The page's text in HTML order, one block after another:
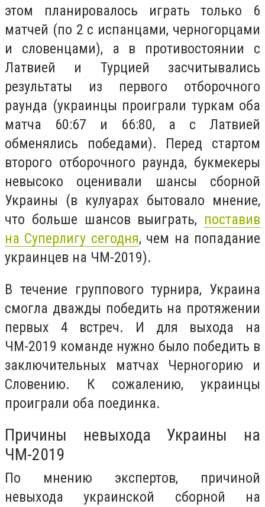
этом планировалось играть только 6
матчей (по 2 с испанцами, черногорцами
и словенцами), а в противостоянии с
Латвией и Турцией засчитывались
результаты из первого отборочного
раунда (украинцы проиграли туркам оба
матча 60:67 и 66:80, а с Латвией
обменялись победами). Перед стартом
второго отборочного раунда, букмекеры
невысоко оценивали шансы сборной
Украины (в кулуарах бытовало мнение,
что больше шансов выиграть, поставив
на Суперлигу сегодня, чем на попадание
украинцев на ЧМ-2019).
В течение группового турнира, Украина
смогла дважды победить на протяжении
первых 4 встреч. И для выхода на
ЧМ-2019 команде нужно было победить в
заключительных матчах Черногорию и
Словению. К сожалению, украинцы
проиграли оба поединка.
Причины невыхода Украины на
ЧМ-2019
По мнению экспертов, причиной
невыхода украинской сборной на